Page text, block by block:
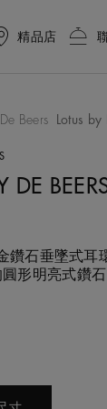
精品店
Beers Lotus
DE
鑽石垂墜式耳
形明亮式鑽
的設計靈感源
的每個重要